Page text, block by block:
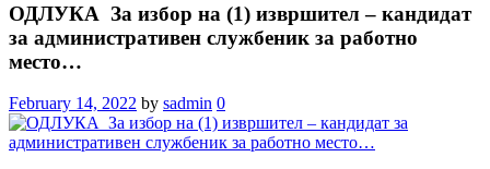
ОДЛУКА За избор на (1) извршител – кандидат
за административен службеник за работно
место…
February 14, 2022 by sadmin 0